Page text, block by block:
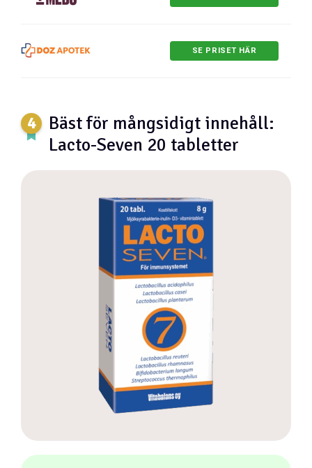
SE PRISET HÄR
Bäst för mångsidigt innehåll:
Lacto-Seven 20 tabletter